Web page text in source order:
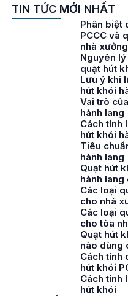
TIN TỨC MỚI NHẤT
Phân biệt
PCCC và
nhà xưởng
Nguyên
quạt hút
Lưu ý khi
hút khói
Vai trò
hành lang
Cách tính
hút khói
Tiêu
hành lang
Quạt hút
hành lang
Các loại
cho nhà
Các loại
cho tòa
Quạt hút
nào dùng
Cách tính
hút khói
Cách tính
hút khói